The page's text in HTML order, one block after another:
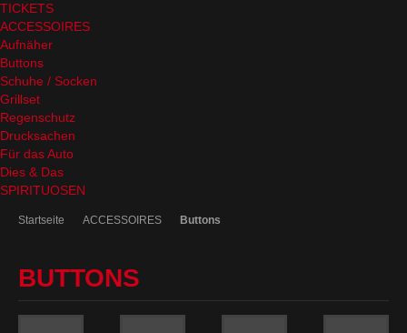
TICKETS
ACCESSOIRES
Aufnäher
Buttons
Schuhe / Socken
Grillset
Regenschutz
Drucksachen
Für das Auto
Dies & Das
SPIRITUOSEN
Startseite ACCESSOIRES Buttons
BUTTONS